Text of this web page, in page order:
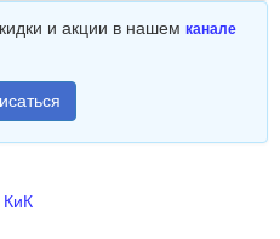
и акции в нашем канале
КиК